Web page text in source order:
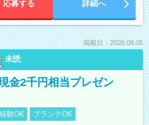
応募する 詳細へ
掲載日：2026.08.05
未読
金2千円相当プレゼン
験OK
ブランクOK